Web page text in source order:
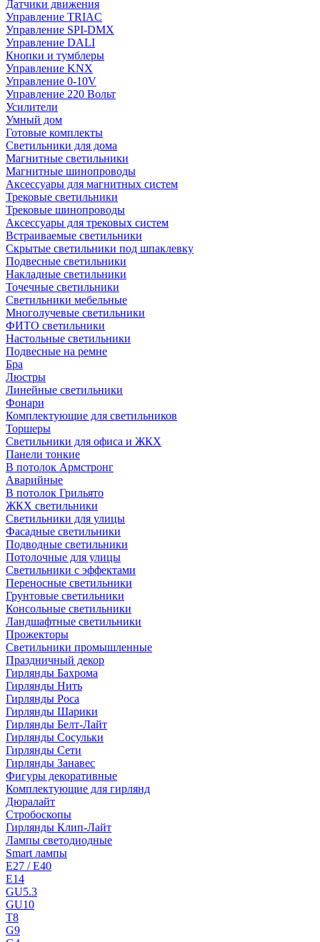
Датчики движения
Управление TRIAC
Управление SPI-DMX
Управление DALI
Кнопки и тумблеры
Управление KNX
Управление 0-10V
Управление 220 Вольт
Усилители
Умный дом
Готовые комплекты
Светильники для дома
Магнитные светильники
Магнитные шинопроводы
Аксессуары для магнитных систем
Трековые светильники
Трековые шинопроводы
Аксессуары для трековых систем
Встраиваемые светильники
Скрытые светильники под шпаклевку
Подвесные светильники
Накладные светильники
Точечные светильники
Светильники мебельные
Многолучевые светильники
ФИТО светильники
Настольные светильники
Подвесные на ремне
Бра
Люстры
Линейные светильники
Фонари
Комплектующие для светильников
Торшеры
Светильники для офиса и ЖКХ
Панели тонкие
В потолок Армстронг
Аварийные
В потолок Грильято
ЖКХ светильники
Светильники для улицы
Фасадные светильники
Подводные светильники
Потолочные для улицы
Светильники с эффектами
Переносные светильники
Грунтовые светильники
Консольные светильники
Ландшафтные светильники
Прожекторы
Светильники промышленные
Праздничный декор
Гирлянды Бахрома
Гирлянды Нить
Гирлянды Роса
Гирлянды Шарики
Гирлянды Белт-Лайт
Гирлянды Сосульки
Гирлянды Сети
Гирлянды Занавес
Фигуры декоративные
Комплектующие для гирлянд
Дюралайт
Стробоскопы
Гирлянды Клип-Лайт
Лампы светодиодные
Smart лампы
E27 / E40
E14
GU5.3
GU10
T8
G9